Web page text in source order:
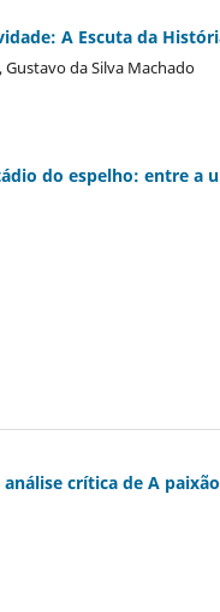
A Escuta da
da Silva Machado
do espelho: entre a
crítica de A